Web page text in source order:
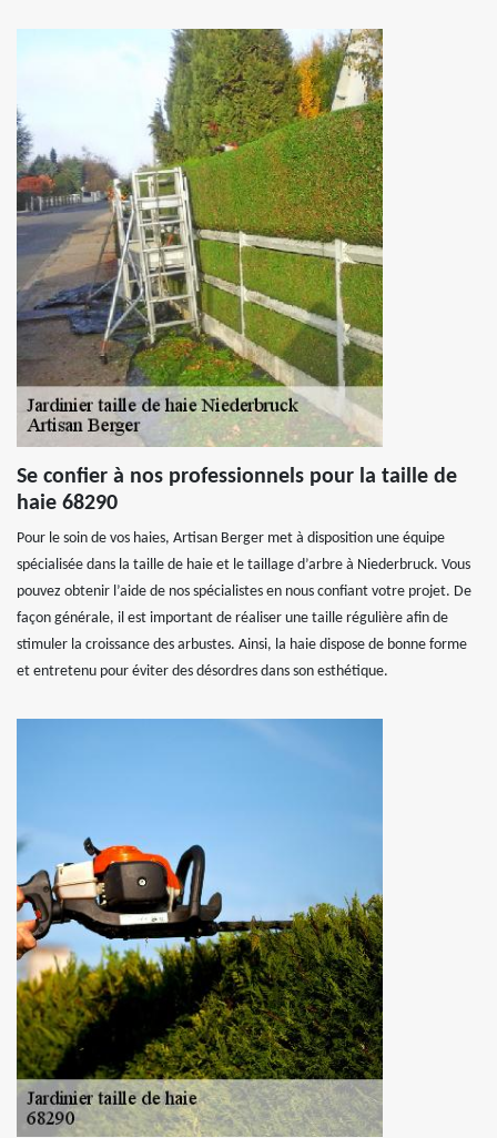
Se confier à nos professionnels pour la taille de
haie 68290
Pour le soin de vos haies, Artisan Berger met à disposition une équipe
spécialisée dans la taille de haie et le taillage d’arbre à Niederbruck. Vous
pouvez obtenir l’aide de nos spécialistes en nous confiant votre projet. De
façon générale, il est important de réaliser une taille régulière afin de
stimuler la croissance des arbustes. Ainsi, la haie dispose de bonne forme
et entretenu pour éviter des désordres dans son esthétique.